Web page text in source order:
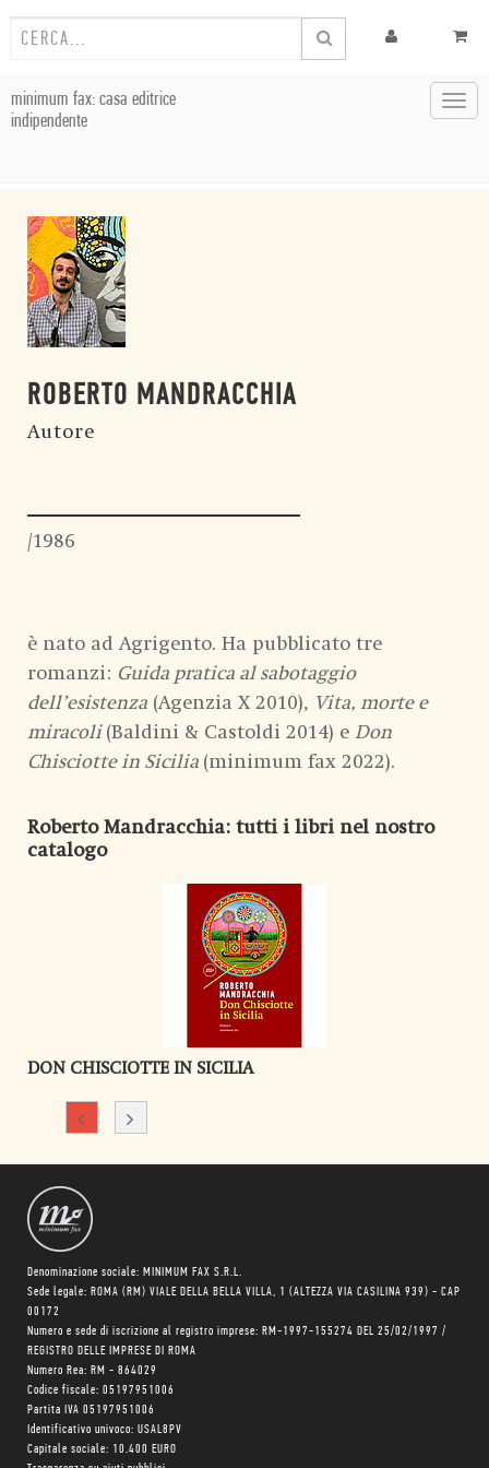
minimum fax: casa editrice
indipendente
ROBERTO MANDRACCHIA
Autore
/1986
è nato ad Agrigento. Ha pubblicato tre
romanzi: Guida pratica al sabotaggio
dell’esistenza (Agenzia X 2010), Vita, morte e
miracoli(Baldini & Castoldi 2014) e Don
Chisciotte in Sicilia (minimum fax 2022).
Roberto Mandracchia: tutti i libri nel nostro
catalogo
DON CHISCIOTTE IN SICILIA
Denominazione sociale: MINIMUM FAX S.R.L.
Sede legale: ROMA (RM) VIALE DELLA BELLA VILLA, 1 (ALTEZZA VIA CASILINA 939) - CAP
00172
Numero e sede di iscrizione al registro imprese: RM-1997-155274 DEL 25/02/1997 /
REGISTRO DELLE IMPRESE DI ROMA
Numero Rea: RM - 864029
Codice fiscale: 05197951006
Partita IVA 05197951006
Identificativo univoco: USAL8PV
Capitale sociale: 10.400 EURO